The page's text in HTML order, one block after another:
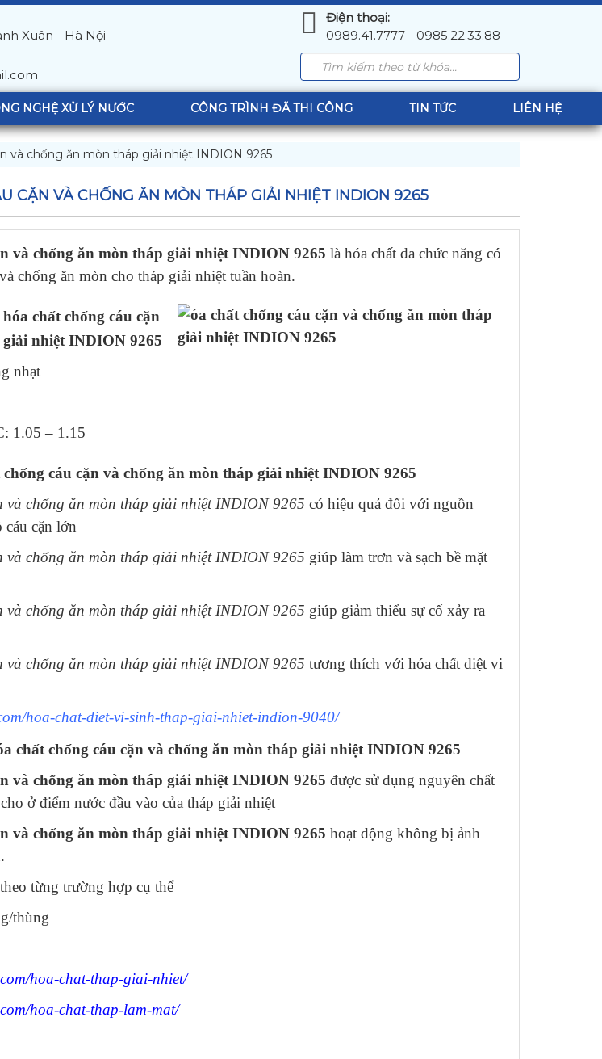
Xuân - Hà Nội
Điện thoại:
0989.41.7777 - 0985.22.33.88
NGHỆ XỬ LÝ NƯỚC CÔNG TRÌNH ĐÃ THI CÔNG TIN TỨC LIÊN HỆ
và chống ăn mòn tháp giải nhiệt INDION 9265
CẶN VÀ CHỐNG ĂN MÒN THÁP GIẢI NHIỆT INDION 9265
và chống ăn mòn tháp giải nhiệt INDION 9265 là hóa chất đa chức năng có
chống ăn mòn cho tháp giải nhiệt tuần hoàn.
chất chống cáu cặn
nhiệt INDION 9265
nhạt
1.05 – 1.15
cáu cặn và chống ăn mòn tháp giải nhiệt INDION 9265
và chống ăn mòn tháp giải nhiệt INDION 9265 có hiệu quả đối với nguồn
cáu cặn lớn
và chống ăn mòn tháp giải nhiệt INDION 9265 giúp làm trơn và sạch bề mặt
và chống ăn mòn tháp giải nhiệt INDION 9265 giúp giảm thiểu sự cố xảy ra
và chống ăn mòn tháp giải nhiệt INDION 9265 tương thích với hóa chất diệt vi
hoa-chat-diet-vi-sinh-thap-giai-nhiet-indion-9040/
chất chống cáu cặn và chống ăn mòn tháp giải nhiệt INDION 9265
và chống ăn mòn tháp giải nhiệt INDION 9265 được sử dụng nguyên chất
ở điểm nước đầu vào của tháp giải nhiệt
và chống ăn mòn tháp giải nhiệt INDION 9265 hoạt động không bị ảnh
từng trường hợp cụ thể
thùng
hoa-chat-thap-giai-nhiet/
hoa-chat-thap-lam-mat/